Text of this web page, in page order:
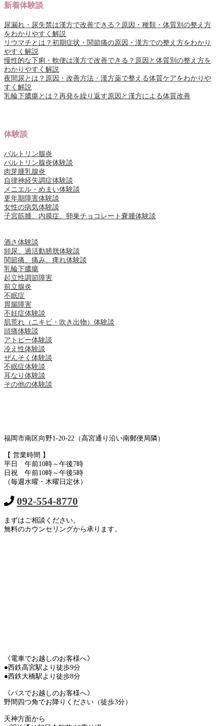
新着体験談
尿漏れ・尿失禁は漢方で改善できる？原因・種類・体質別の整え方
をわかりやすく解説
リウマチとは？初期症状・関節痛の原因・漢方での整え方をわかり
やすく解説
慢性的な下痢・軟便は漢方で改善できる？原因と体質別の整え方を
わかりやすく解説
夜間尿とは？原因・改善方法・漢方薬で整える体質ケアをわかりや
すく解説
乳輪下膿瘍とは？再発を繰り返す原因と漢方による体質改善
体験談
バルトリン腺炎
バルトリン腺炎体験談
肉芽腫乳腺炎
自律神経失調症体験談
メニエル・めまい体験談
更年期障害体験談
女性の病気体験談
子宮筋腫、内膜症、卵巣チョコレート嚢腫体験談
酒さ体験談
頻尿、過活動膀胱体験談
関節痛、痛み、痺れ体験談
乳輪下膿瘍
起立性調節障害
前立腺炎
不眠症
胃腸障害
不妊症体験談
肌荒れ（ニキビ・吹き出物）体験談
頭痛体験談
アトピー体験談
冷え性体験談
ぜんそく体験談
不眠症体験談
耳なり体験談
その他の体験談
福岡市南区向野1-20-22（高宮通り沿い南郵便局隣）
【 営業時間 】
平日 午前10時～午後7時
日祝 午前10時～午後5時
（毎週水曜・木曜日定休）
092-554-8770
まずはご相談ください。
無料のカウンセリングから承ります。
《電車でお越しのお客様へ》
●西鉄高宮駅より徒歩9分
●西鉄大橋駅より徒歩8分
《バスでお越しのお客様へ》
野間四つ角でお降りください（徒歩3分）
天神方面から